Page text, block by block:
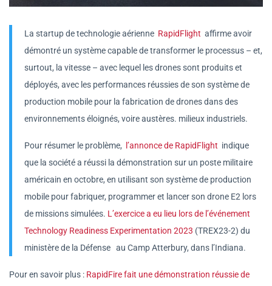
La startup de technologie aérienne RapidFlight affirme avoir
démontré un système capable de transformer le processus – et,
surtout, la vitesse – avec lequel les drones sont produits et
déployés, avec les performances réussies de son système de
production mobile pour la fabrication de drones dans des
environnements éloignés, voire austères. milieux industriels.
Pour résumer le problème, l’annonce de RapidFlight indique
que la société a réussi la démonstration sur un poste militaire
américain en octobre, en utilisant son système de production
mobile pour fabriquer, programmer et lancer son drone E2 lors
de missions simulées. L’exercice a eu lieu lors de l’événement
Technology Readiness Experimentation 2023 (TREX23-2) du
ministère de la Défense au Camp Atterbury, dans l’Indiana.
Pour en savoir plus : RapidFire fait une démonstration réussie de